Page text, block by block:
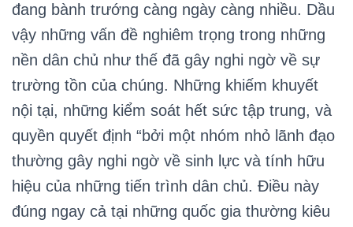
đang bành trướng càng ngày càng nhiều. Dầu
vậy những vấn đề nghiêm trọng trong những
nền dân chủ như thế đã gây nghi ngờ về sự
trường tồn của chúng. Những khiếm khuyết
nội tại, những kiểm soát hết sức tập trung, và
quyền quyết định “bởi một nhóm nhỏ lãnh đạo
thường gây nghi ngờ về sinh lực và tính hữu
hiệu của những tiến trình dân chủ. Điều này
đúng ngay cả tại những quốc gia thường kiêu